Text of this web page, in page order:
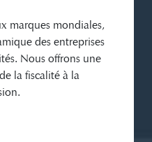
marques mondiales,
des entreprises
Nous offrons une
la fiscalité à la